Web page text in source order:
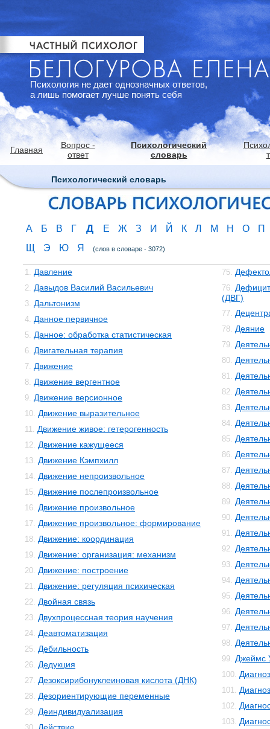
Психология не дает однозначных ответов,
а лишь помогает лучше понять себя
Главная
Вопрос -
ответ
Психологический
словарь
Психологический словарь
А Б В Г Д Е Ж З И Й К Л М Н О
П
Щ
Э Ю Я (слов в словаре - 3072)
1. Давление
2. Давыдов Василий Васильевич
3. Дальтонизм
4. Данное первичное
5. Данное: обработка статистическая
6. Двигательная терапия
7. Движение
8. Движение вергентное
9. Движение версионное
10. Движение выразительное
11. Движение живое: гетерогенность
12. Движение кажущееся
13. Движение Кэмпхилл
14. Движение непроизвольное
15. Движение послепроизвольное
16. Движение произвольное
17. Движение произвольное: формирование
18. Движение: координация
19. Движение: организация: механизм
20. Движение: построение
21. Движение: регуляция психическая
22. Двойная связь
23. Двухпроцессная теория научения
24. Деавтоматизация
25. Дебильность
26. Дедукция
27. Дезоксирибонуклеиновая кислота (ДНК)
28. Дезориентирующие переменные
29. Деиндивидуализация
75.
76.
(ДВГ)
77.
78. Деяние
79.
80.
81.
82.
83.
84.
85.
86.
87.
88.
89.
90.
91.
92.
93.
94.
95.
96.
97.
98.
99. Джеймс
100. Диагноз
101.
102.
103.